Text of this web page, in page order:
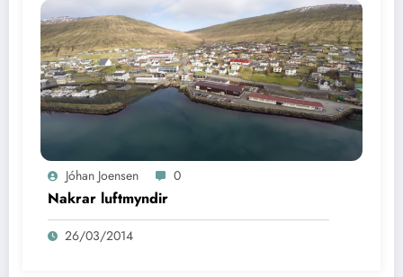
Jóhan Joensen 0
Nakrar luftmyndir
26/03/2014